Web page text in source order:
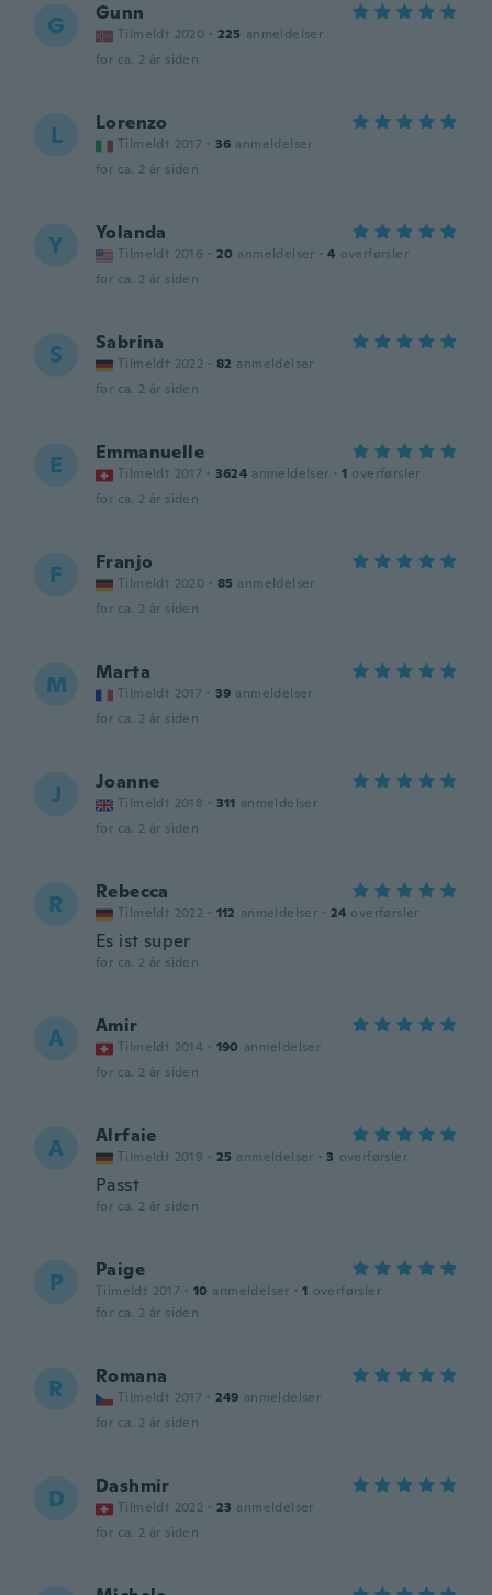
G Gunn
Tilmeldt 2020 · 225 anmeldelser
for ca. 2 år siden
L Lorenzo
Tilmeldt 2017 · 36 anmeldelser
for ca. 2 år siden
Y Yolanda
Tilmeldt 2016 · 20 anmeldelser · 4 overførsler
for ca. 2 år siden
S Sabrina
Tilmeldt 2022 · 82 anmeldelser
for ca. 2 år siden
E Emmanuelle
Tilmeldt 2017 · 3624 anmeldelser · 1 overførsler
for ca. 2 år siden
F Franjo
Tilmeldt 2020 · 85 anmeldelser
for ca. 2 år siden
M Marta
Tilmeldt 2017 · 39 anmeldelser
for ca. 2 år siden
J Joanne
Tilmeldt 2018 · 311 anmeldelser
for ca. 2 år siden
R Rebecca
Tilmeldt 2022 · 112 anmeldelser · 24 overførsler
Es ist super
for ca. 2 år siden
A Amir
Tilmeldt 2014 · 190 anmeldelser
for ca. 2 år siden
A Alrfaie
Tilmeldt 2019 · 25 anmeldelser · 3 overførsler
Passt
for ca. 2 år siden
P Paige
Tilmeldt 2017 · 10 anmeldelser · 1 overførsler
for ca. 2 år siden
R Romana
Tilmeldt 2017 · 249 anmeldelser
for ca. 2 år siden
D Dashmir
Tilmeldt 2022 · 23 anmeldelser
for ca. 2 år siden